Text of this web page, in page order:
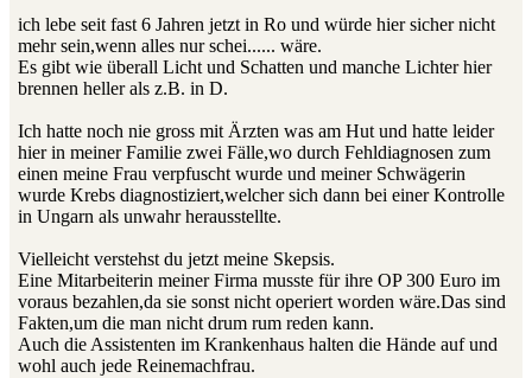
ich lebe seit fast 6 Jahren jetzt in Ro und würde hier sicher nicht
mehr sein,wenn alles nur schei...... wäre.
Es gibt wie überall Licht und Schatten und manche Lichter hier
brennen heller als z.B. in D.
Ich hatte noch nie gross mit Ärzten was am Hut und hatte leider
hier in meiner Familie zwei Fälle,wo durch Fehldiagnosen zum
einen meine Frau verpfuscht wurde und meiner Schwägerin
wurde Krebs diagnostiziert,welcher sich dann bei einer Kontrolle
in Ungarn als unwahr herausstellte.
Vielleicht verstehst du jetzt meine Skepsis.
Eine Mitarbeiterin meiner Firma musste für ihre OP 300 Euro im
voraus bezahlen,da sie sonst nicht operiert worden wäre.Das sind
Fakten,um die man nicht drum rum reden kann.
Auch die Assistenten im Krankenhaus halten die Hände auf und
wohl auch jede Reinemachfrau.